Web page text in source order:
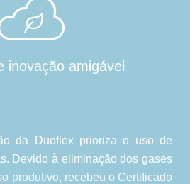
inovação amigável
da Duoflex prioriza o uso de
Devido à eliminação dos gases
produtivo, recebeu o Certificado